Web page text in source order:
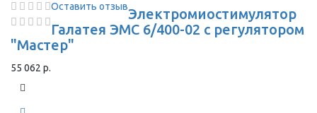
Оставить отзывЭлектромиостимулятор
Галатея ЭМС 6/400-02 с регулятором
"Мастер"
55 062 р.